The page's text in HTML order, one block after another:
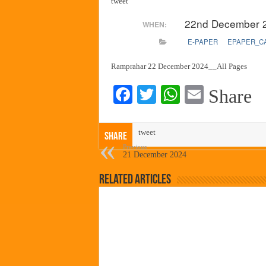
कामोठे येथे समाजोपयोगी वस्तूंच्या
छत्रपती शिवाजी महाराज
बाल्मर लॉरी आणि शेल इंडियातील
WHEN: 22nd December
E-PAPER
Ramprahar 22 December 2024__All Pages
Fa
bo
ok
T
r
W
A
E
Share
Share tweet
Previous
21 December 2024
Related Articles